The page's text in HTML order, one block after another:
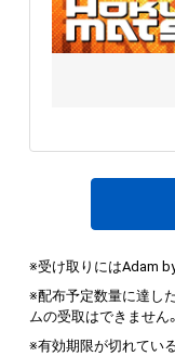
※受け取りにはAdam
※配布予定数量に達し
ムの受取はできません。
※有効期限が切れてい